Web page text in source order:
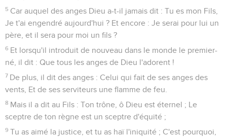
5 Car auquel des anges Dieu a-t-il jamais dit : Tu es mon Fils,
Je t'ai engendré aujourd'hui ? Et encore : Je serai pour lui un
père, et il sera pour moi un fils ?
6 Et lorsqu'il introduit de nouveau dans le monde le premier-
né, il dit : Que tous les anges de Dieu l'adorent !
7 De plus, il dit des anges : Celui qui fait de ses anges des
vents, Et de ses serviteurs une flamme de feu.
8 Mais il a dit au Fils : Ton trône, ô Dieu est éternel ; Le
sceptre de ton règne est un sceptre d'équité ;
9 Tu as aimé la justice, et tu as haï l'iniquité ; C'est pourquoi,